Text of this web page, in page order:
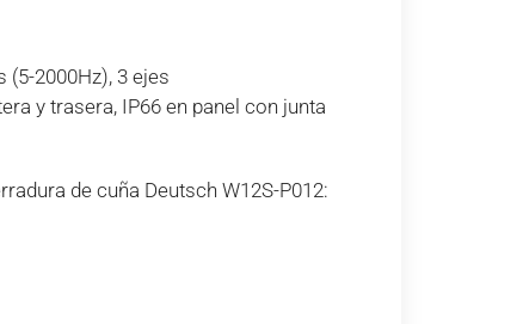
(5-2000Hz), 3 ejes
y trasera, IP66 en panel con junta
de cuña Deutsch W12S-P012: